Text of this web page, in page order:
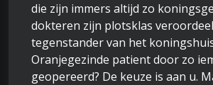
die zijn immers altijd zo
dokteren zijn plotsklas
tegenstander van het
Oranjegezinde patient door zo
geopereerd? De keuze is aan u.